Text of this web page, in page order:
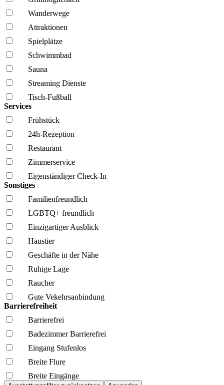
Wanderwege
Attraktionen
Spielplätze
Schwimmbad
Sauna
Streaming Dienste
Tisch-Fußball
Services
Frühstück
24h-Rezeption
Restaurant
Zimmerservice
Eigenständiger Check-In
Sonstiges
Familien­freundlich
LGBTQ+ freundlich
Einzigartiger Ausblick
Haustier
Geschäfte in der Nähe
Ruhige Lage
Raucher
Gute Vekehrsanbindung
Barrierefreiheit
Barrierefrei
Badezimmer Barrierefrei
Eingang Stufenlos
Breite Flure
Breite Eingänge